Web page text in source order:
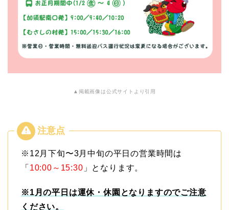
▲掲載画像は公式サイトより引用
※ 12月下旬〜3月中旬の平日の営業時間は
「 10:00～15:30 」となります。
※1月の平日は運休・休園となりますのでご注意
ください。